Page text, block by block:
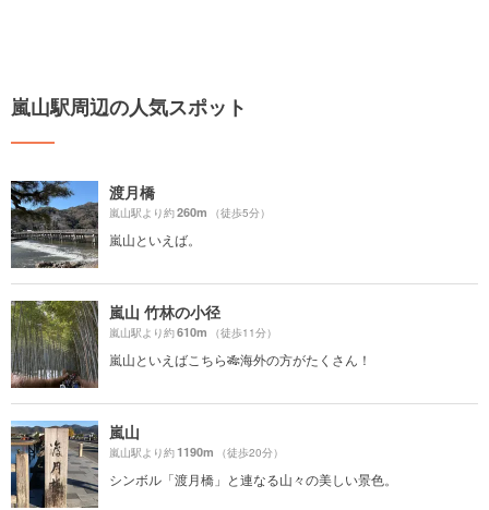
嵐山駅周辺の人気スポット
渡月橋
嵐山駅より約260m （徒歩5分）
嵐山といえば。
嵐山 竹林の小径
嵐山駅より約610m （徒歩11分）
嵐山といえばこちら🎋海外の方がたくさん！
嵐山
嵐山駅より約1190m （徒歩20分）
シンボル「渡月橋」と連なる山々の美しい景色。